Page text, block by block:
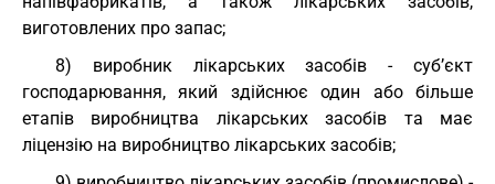
виготовлених про запас;
8) виробник лікарських засобів - суб’єкт
господарювання, який здійснює один або більше
етапів виробництва лікарських засобів та має
ліцензію на виробництво лікарських засобів;